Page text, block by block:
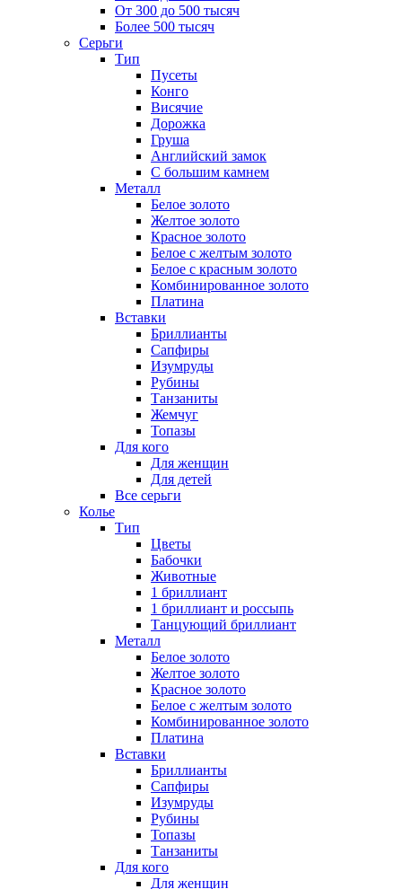
От 300 до 500 тысяч
Более 500 тысяч
Серьги
Тип
Пусеты
Конго
Висячие
Дорожка
Груша
Английский замок
С большим камнем
Металл
Белое золото
Желтое золото
Красное золото
Белое с желтым золото
Белое с красным золото
Комбинированное золото
Платина
Вставки
Бриллианты
Сапфиры
Изумруды
Рубины
Танзаниты
Жемчуг
Топазы
Для кого
Для женщин
Для детей
Все серьги
Колье
Тип
Цветы
Бабочки
Животные
1 бриллиант
1 бриллиант и россыпь
Танцующий бриллиант
Металл
Белое золото
Желтое золото
Красное золото
Белое с желтым золото
Комбинированное золото
Платина
Вставки
Бриллианты
Сапфиры
Изумруды
Рубины
Топазы
Танзаниты
Для кого
Для женщин